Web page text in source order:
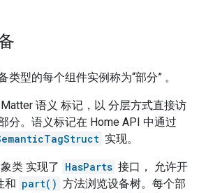
类型的每个组件实例称为“部分” 。
Matter 语义 标记，以 分层方式直接访
分。语义标记在 Home API 中通过
实现。
类 实现了 HasParts 接口， 允许开
和 part() 方法浏览设备树。每个部